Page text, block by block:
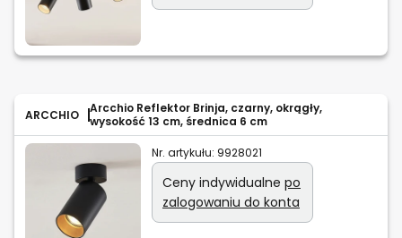
ARCCHIO
Arcchio Reflektor Brinja, czarny, okrągły,
wysokość 13 cm, średnica 6 cm
Nr. artykułu: 9928021
Ceny indywidualne po
zalogowaniu do konta